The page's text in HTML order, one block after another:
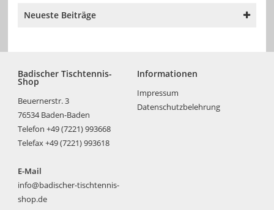
Neueste Beiträge
Badischer Tischtennis-
Shop
Beuernerstr. 3
76534 Baden-Baden
Telefon +49 (7221) 993668
Telefax +49 (7221) 993618
E-Mail
info@badischer-tischtennis-
shop.de
Informationen
Impressum
Datenschutzbelehrung